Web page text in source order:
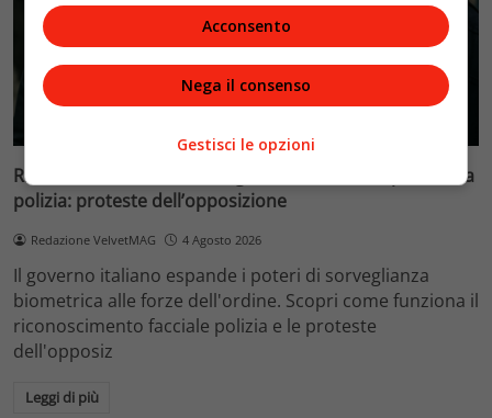
Riconoscimento facciale, il governo accelera i poteri alla
polizia: proteste dell’opposizione
Redazione VelvetMAG 4 Agosto 2026
Il governo italiano espande i poteri di sorveglianza
biometrica alle forze dell'ordine. Scopri come funziona il
riconoscimento facciale polizia e le proteste
dell'opposiz
Leggi di più
Acconsento
Nega il consenso
Gestisci le opzioni